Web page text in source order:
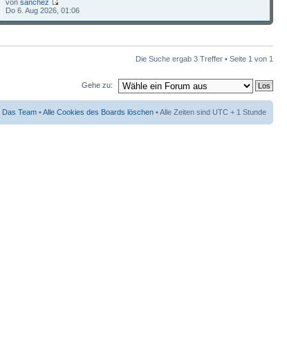
vonsanchez
Do 6. Aug 2026, 01:06
Die Suche ergab 3 Treffer • Seite 1 von 1
Gehe zu:
Das Team •Alle Cookies des Boards löschen • Alle Zeiten sind UTC + 1 Stunde